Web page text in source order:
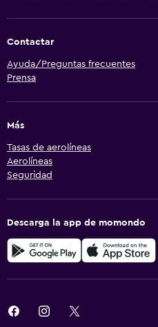
Contactar
Ayuda/Preguntas frecuentes
Prensa
Más
Tasas de aerolíneas
Aerolíneas
Seguridad
Descarga la app de momondo